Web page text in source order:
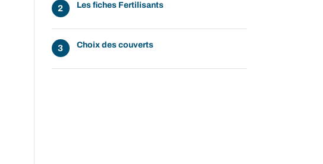
Les fiches Fertilisants
Choix des couverts